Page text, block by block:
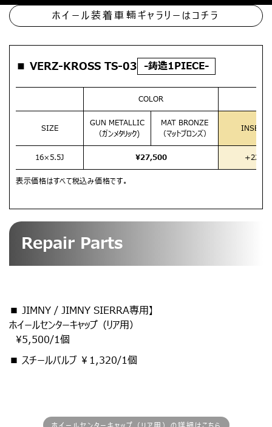
ホイール装着車輛ギャラリーはコチラ
■ VERZ-KROSS TS-03 -鋳造1PIECE-
COLOR
SIZE
GUN METALLIC
（ガンメタリック)
MAT BRONZE
（マットブロンズ）
INSET
16×5.5J ¥27,500 +22
表示価格はすべて税込み価格です。
Repair Parts
■ JIMNY / JIMNY SIERRA専用】
ホイールセンターキャップ（リア用）
¥5,500/1個
■ スチールバルブ ￥1,320/1個